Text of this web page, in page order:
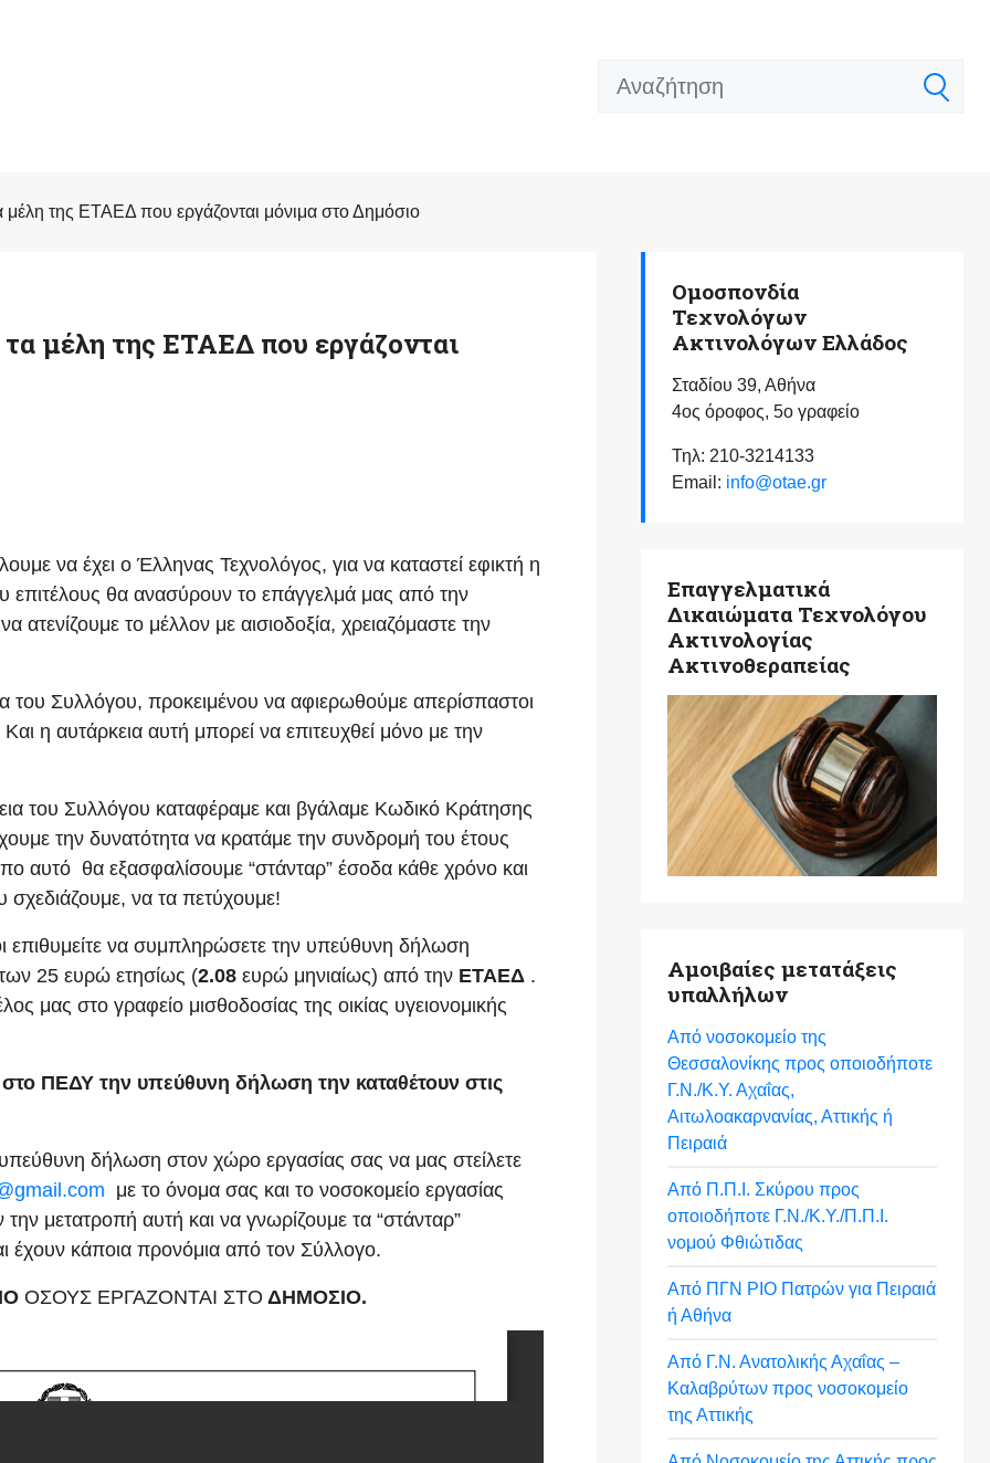
της ΕΤΑΕΔ που εργάζονται μόνιμα στο Δημόσιο
μέλη της ΕΤΑΕΔ που εργάζονται
να έχει ο Έλληνας Τεχνολόγος, για να καταστεί εφικτή η
επιτέλους θα ανασύρουν το επάγγελμά μας από την
ατενίζουμε το μέλλον με αισιοδοξία, χρειαζόμαστε την
του Συλλόγου, προκειμένου να αφιερωθούμε απερίσπαστοι
η αυτάρκεια αυτή μπορεί να επιτευχθεί μόνο με την
του Συλλόγου καταφέραμε και βγάλαμε Κωδικό Κράτησης
την δυνατότητα να κρατάμε την συνδρομή του έτους
αυτό θα εξασφαλίσουμε “στάνταρ” έσοδα κάθε χρόνο και
να τα πετύχουμε!
επιθυμείτε να συμπληρώσετε την υπεύθυνη δήλωση
25 ευρώ ετησίως (2.08 ευρώ μηνιαίως) από την ΕΤΑΕΔ .
μας στο γραφείο μισθοδοσίας της οικίας υγειονομικής
ΠΕΔΥ την υπεύθυνη δήλωση την καταθέτουν στις
δήλωση στον χώρο εργασίας σας να μας στείλετε
με το όνομα σας και το νοσοκομείο εργασίας
μετατροπή αυτή και να γνωρίζουμε τα “στάνταρ”
έχουν κάποια προνόμια από τον Σύλλογο.
ΟΣΟΥΣ ΕΡΓΑΖΟΝΤΑΙ ΣΤΟ ΔΗΜΟΣΙΟ.
Ομοσπονδία
Τεχνολόγων
Ακτινολόγων Ελλάδος
Σταδίου 39, Αθήνα
4ος όροφος, 5ο γραφείο
Τηλ: 210-3214133
Email: info@otae.gr
Επαγγελματικά
Δικαιώματα Τεχνολόγου
Ακτινολογίας
Ακτινοθεραπείας
Αμοιβαίες μετατάξεις
υπαλλήλων
Από νοσοκομείο της
Θεσσαλονίκης προς οποιοδήποτε
Γ.Ν./Κ.Υ. Αχαΐας,
Αιτωλοακαρνανίας, Αττικής ή
Πειραιά
Από Π.Π.Ι. Σκύρου προς
οποιοδήποτε Γ.Ν./Κ.Υ./Π.Π.Ι.
νομού Φθιώτιδας
Από ΠΓΝ ΡΙΟ Πατρών για Πειραιά
ή Αθήνα
Από Γ.Ν. Ανατολικής Αχαΐας –
Καλαβρύτων προς νοσοκομείο
της Αττικής